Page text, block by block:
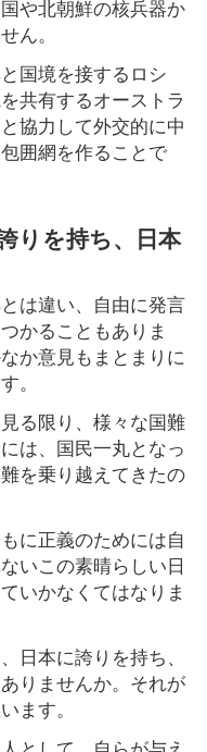
や北朝鮮の核兵器か
ん。
国境を接するロシ
共有するオーストラ
協力して外交的に中
囲網を作ることで
りを持ち、日本
は違い、自由に発言
かることもありま
か意見もまとまりに
。
る限り、様々な国難
は、国民一丸となっ
を乗り越えてきたの
に正義のためには自
いこの素晴らしい日
いかなくてはなりま
日本に誇りを持ち、
りませんか。それが
ます。